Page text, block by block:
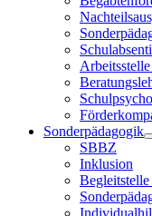
Sonderpädagogik
SBBZ
Inklusion